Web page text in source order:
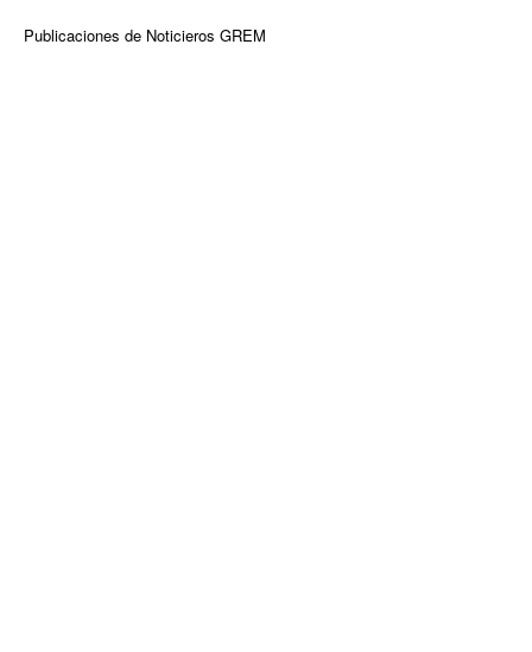
Publicaciones de Noticieros GREM